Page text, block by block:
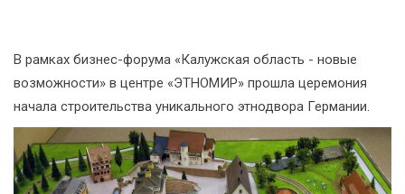
В рамках бизнес-форума «Калужская область - новые
возможности» в центре «ЭТНОМИР» прошла церемония
начала строительства уникального этнодвора Германии.